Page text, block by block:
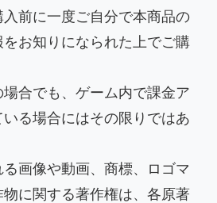
前に一度ご自分で本商品の
お知りになられた上でご購
合でも、ゲーム内で課金ア
る場合にはその限りではあ
画像や動画、商標、ロゴマ
に関する著作権は、各原著